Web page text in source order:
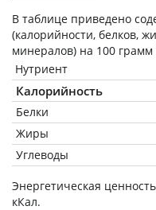
В таблице приведено
(калорийности, белков,
минералов) на 100 грамм
Нутриент
Калорийность
Белки
Жиры
Углеводы
Энергетическая ценность
кКал.